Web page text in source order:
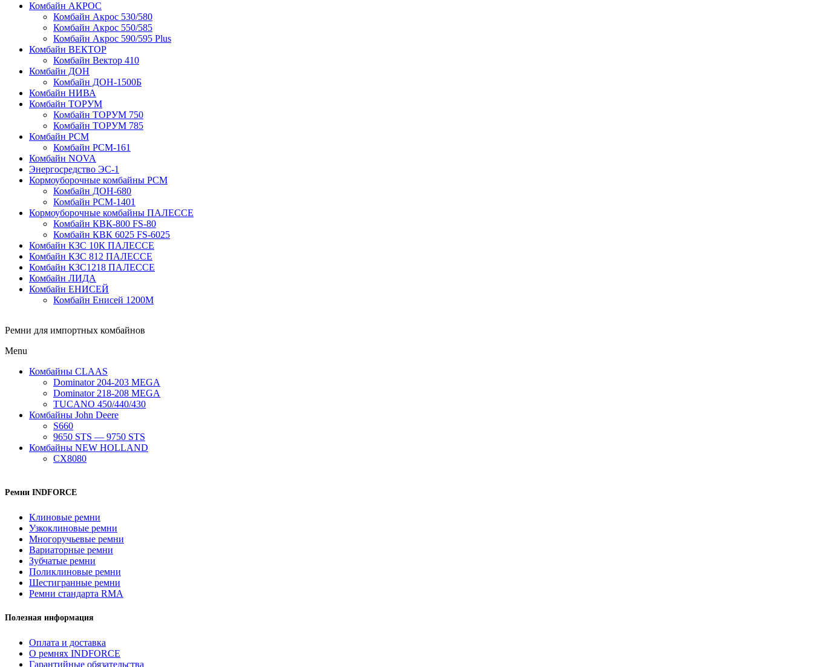
Комбайн АКРОС
Комбайн Акрос 530/580
Комбайн Акрос 550/585
Комбайн Акрос 590/595 Plus
Комбайн ВЕКТОР
Комбайн Вектор 410
Комбайн ДОН
Комбайн ДОН-1500Б
Комбайн НИВА
Комбайн ТОРУМ
Комбайн ТОРУМ 750
Комбайн ТОРУМ 785
Комбайн РСМ
Комбайн РСМ-161
Комбайн NOVA
Энергосредство ЭС-1
Кормоуборочные комбайны РСМ
Комбайн ДОН-680
Комбайн РСМ-1401
Кормоуборочные комбайны ПАЛЕССЕ
Комбайн КВК-800 FS-80
Комбайн КВК 6025 FS-6025
Комбайн КЗС 10К ПАЛЕССЕ
Комбайн КЗС 812 ПАЛЕССЕ
Комбайн КЗС1218 ПАЛЕССЕ
Комбайн ЛИДА
Комбайн ЕНИСЕЙ
Комбайн Енисей 1200М
Ремни для импортных комбайнов
Menu
Комбайны CLAAS
Dominator 204-203 MEGA
Dominator 218-208 MEGA
TUCANO 450/440/430
Комбайны John Deere
S660
9650 STS — 9750 STS
Комбайны NEW HOLLAND
CX8080
Ремни INDFORCE
Клиновые ремни
Узкоклиновые ремни
Многоручьевые ремни
Вариаторные ремни
Зубчатые ремни
Поликлиновые ремни
Шестигранные ремни
Ремни стандарта RMA
Полезная информация
Оплата и доставка
О ремнях INDFORCE
Гарантийные обязательства